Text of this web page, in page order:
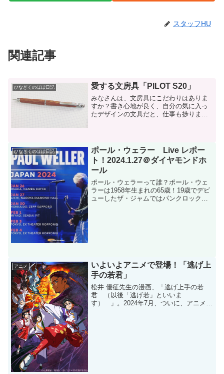
スタッフHU
関連記事
ひなぎくのほぼ日記 愛する文房具「PILOT S20」
みなさんは、文房具にこだわりはありま
すか？書き心地が良く、自分の気に入っ
たデザインの文具だと、仕事も捗ります
ンをご紹介します。PILO...
ひなぎくのほぼ日記
ポール・ウェラー Live レポー
ト！2024.1.27＠ダイヤモンドホ
ール
ポール・ウェラーって誰？ポール・ウェ
ラーは1958年生まれの65歳！19歳でデビ
ューしたザ・ジャムではパンクロックを
アニメ
いよいよアニメで登場！「逃げ上
手の若君」
松井 優征先生の漫画、「逃げ上手の若
君 （以後「逃げ若」といいま
す） 」。2024年7月、ついに、アニメ放